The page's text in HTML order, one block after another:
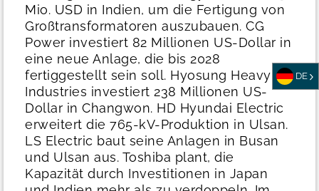
Mio. USD in Indien, um die Fertigung von
Großtransformatoren auszubauen. CG
Power investiert 82 Millionen US-Dollar in
eine neue Anlage, die bis 2028
fertiggestellt sein soll. Hyosung Heavy
Industries investiert 238 Millionen US-
Dollar in Changwon. HD Hyundai Electric
erweitert die 765-kV-Produktion in Ulsan.
LS Electric baut seine Anlagen in Busan
und Ulsan aus. Toshiba plant, die
Kapazität durch Investitionen in Japan
DE